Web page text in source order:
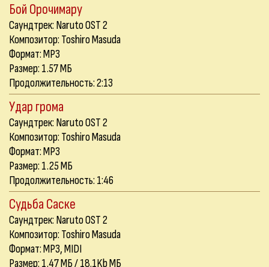
Бой Орочимару
Саундтрек: Naruto OST 2
Композитор: Toshiro Masuda
Формат: MP3
Размер: 1.57 МБ
Продолжительность: 2:13
Удар грома
Саундтрек: Naruto OST 2
Композитор: Toshiro Masuda
Формат: MP3
Размер: 1.25 МБ
Продолжительность: 1:46
Судьба Саске
Саундтрек: Naruto OST 2
Композитор: Toshiro Masuda
Формат: MP3, MIDI
Размер: 1.47 МБ / 18.1Kb МБ